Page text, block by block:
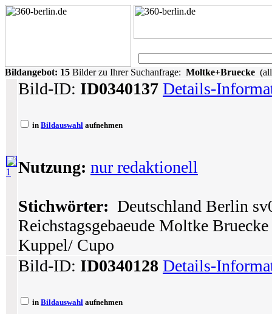
Bildangebot: 15 Bilder zu Ihrer Suchanfrage: Moltke+Bruecke
1
Bild-ID: ID0340137 Details-
in Bildauswahl aufnehmen
Nutzung: nur redaktionell
Stichwörter: Deutschland Berlin
Reichstagsgebaeude Moltke
Kuppel/ Cupo
Bild-ID: ID0340128 Details-
in Bildauswahl aufnehmen